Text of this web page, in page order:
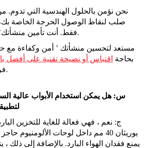
نحن نؤمن بالحلول الهندسية التي تدوم.
صلب لنقاط الوصول الحرجة الخاصة
فقط. أنت تأمين منشأتك’ الكفاءة للمستقبل.
مستعد لتحسين منشأتك ’ أمن وكفاءة مع
بحاجة اقتباس أو نصيحة تقنية على أفضل
فريقنا هنا لمساعدتك.
س: هل يمكن استخدام الأبواب عالية
ج: نعم ، فهي فعالة للغاية للتخزين
يوريثان 40 مم داخل لوحات الألومنيوم
يمنع فقدان الهواء البارد. بالإضافة إلى ذلك ،